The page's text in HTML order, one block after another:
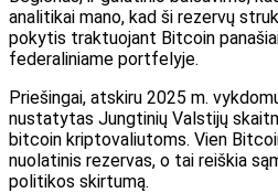
analitikai mano, kad ši rezervų
pokytis traktuojant Bitcoin
federaliniame portfelyje.
Priešingai, atskiru 2025 m.
nustatytas Jungtinių Valstijų
bitcoin kriptovaliutoms. Vien
nuolatinis rezervas, o tai reiškia
politikos skirtumą.